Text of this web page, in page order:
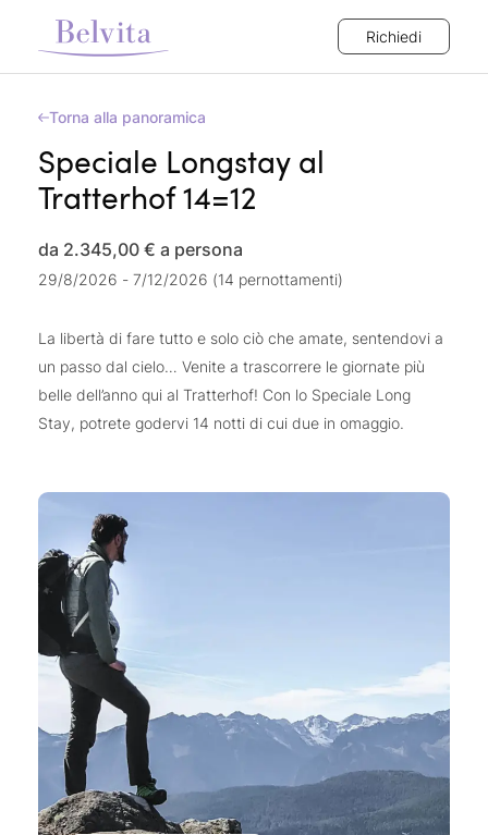
Richiedi
Torna alla panoramica
Speciale Longstay al
Tratterhof 14=12
da 2.345,00 € a persona
29/8/2026 - 7/12/2026 (14 pernottamenti)
La libertà di fare tutto e solo ciò che amate, sentendovi a
un passo dal cielo… Venite a trascorrere le giornate più
belle dell’anno qui al Tratterhof! Con lo Speciale Long
Stay, potrete godervi 14 notti di cui due in omaggio.